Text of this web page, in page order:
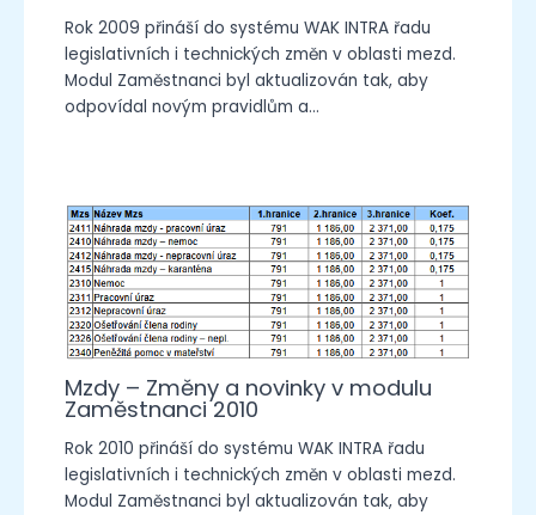
Rok 2009 přináší do systému WAK INTRA řadu
legislativních i technických změn v oblasti mezd.
Modul Zaměstnanci byl aktualizován tak, aby
odpovídal novým pravidlům a…
Mzdy – Změny a novinky v modulu
Zaměstnanci 2010
Rok 2010 přináší do systému WAK INTRA řadu
legislativních i technických změn v oblasti mezd.
Modul Zaměstnanci byl aktualizován tak, aby